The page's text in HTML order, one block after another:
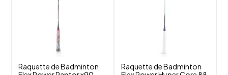
Raquette de Badminton
Raquette de Badminton